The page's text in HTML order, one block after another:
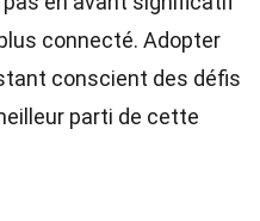
connecté. Adopter
conscient des défis
parti de cette